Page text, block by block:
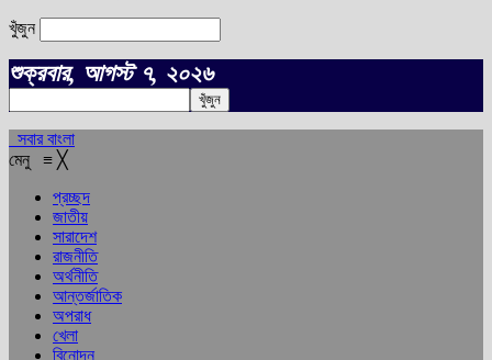
খুঁজুন
শুক্রবার, আগস্ট ৭, ২০২৬
সবার বাংলা
মেনু ≡ ╳
প্রচ্ছদ
জাতীয়
সারাদেশ
রাজনীতি
অর্থনীতি
আন্তর্জাতিক
অপরাধ
খেলা
বিনোদন